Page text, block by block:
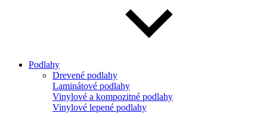
Podlahy
Drevené podlahy
Laminátové podlahy
Vinylové a kompozitné podlahy
Vinylové lepené podlahy